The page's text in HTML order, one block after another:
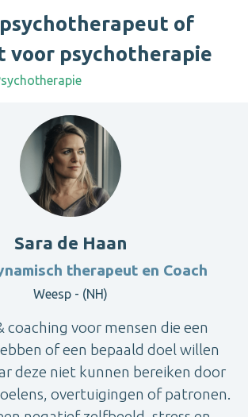
of
voor psychotherapie
Sara de Haan
therapeut en Coach
Weesp - (NH)
coaching voor mensen die een
of een bepaald doel willen
deze niet kunnen bereiken door
overtuigingen of patronen.